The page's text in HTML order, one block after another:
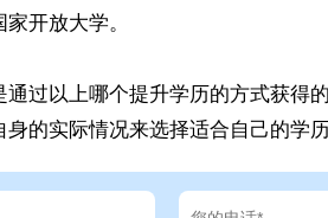
开放大学。
通过以上哪个提升学历的方式获得
的实际情况来选择适合自己的学历